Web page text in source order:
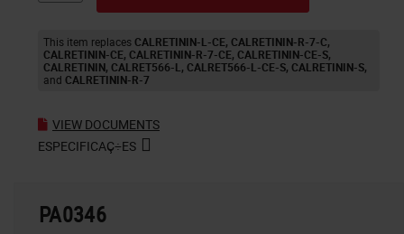
This item replacesCALRETININ-L-CE CALRETININ-R-7-C
CALRETININ-CE CALRETININ-R-7-CE CALRETININ-CE-S
CALRETININ CALRET566-L CALRET566-L-CE-S CALRETININ-S
CALRETININ-R-7
VIEW DOCUMENTS
ESPECIFICAÇ÷ES
PA0346